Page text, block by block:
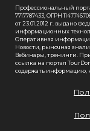
Профессиональный
7717787433, ОГРН
от 23.01.2012 г. выдано
информационных
Оперативная
Новости, рыночная
Вебинары, тренинги.
ссылка на портал
содержать информацию,